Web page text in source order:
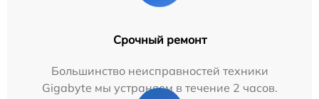
Срочный ремонт
Большинство неисправностей техники
Gigabyte мы устраняем в течение 2 часов.